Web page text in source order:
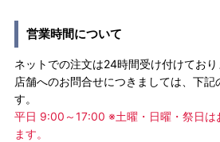
営業時間について
ネットでの注文は24時間受け付けており
店舗へのお問合せにつきましては、下記
す。
平日 9:00～17:00 ※土曜・日曜・祭日は
ます。